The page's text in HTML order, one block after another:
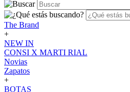
The Brand
+
NEW IN
CONSI X MARTI RIAL
Novias
Zapatos
+
BOTAS